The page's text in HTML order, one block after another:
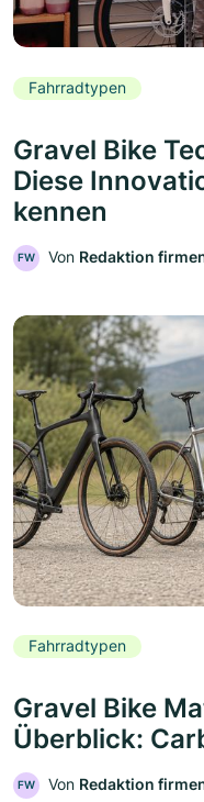
Fahrradtypen
Gravel Bike
Diese
kennen
FW Von Redaktion
Fahrradtypen
Gravel Bike
Überblick:
FW Von Redaktion